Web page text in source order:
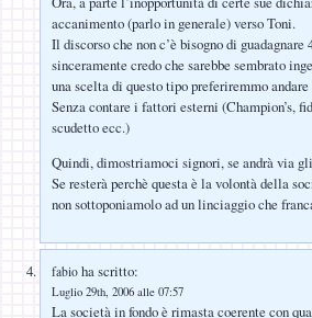
accanimento (parlo in generale) verso Toni.
Il discorso che non c’è bisogno di
sinceramente credo che sarebbe sembrato
una scelta di questo tipo preferiremmo
Senza contare i fattori esterni (Champion’s,
scudetto ecc.)
Quindi, dimostriamoci signori, se andrà via
Se resterà perchè questa è la volontà della
non sottoponiamolo ad un linciaggio che
fabio ha scritto:
Luglio 29th, 2006 alle 07:57
La società in fondo è rimasta coerente con